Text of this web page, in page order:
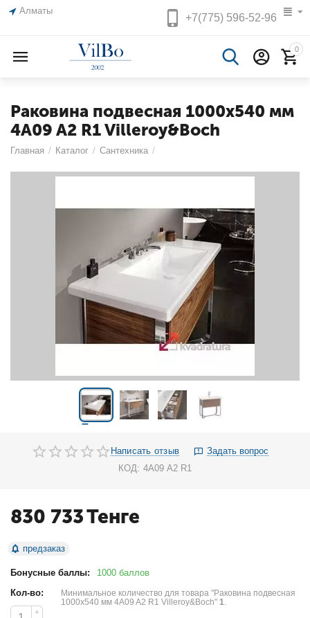
Алматы
+7(775)596-52-96
0
Раковина подвесная 1000х540 мм
4A09 A2 R1 Villeroy&Boch
Главная / Каталог / Сантехника /
Написать отзыв
Задать вопрос
КОД: 4A09 A2 R1
830 733Тенге
предзаказ
Бонусные баллы:
1000 баллов
Кол-во:
+
Минимальное количество для товара "Раковина подвесная
1000х540 мм 4A09 A2 R1 Villeroy&Boch"1.